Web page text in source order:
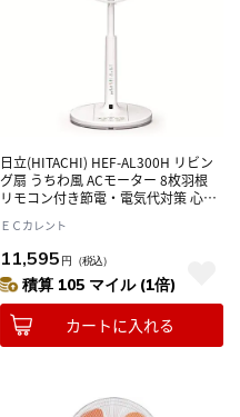
日立(HITACHI) HEF-AL300H リビン
グ扇 うちわ風 ACモーター 8枚羽根
リモコン付き節電・電気代対策 心地
ＥＣカレント
11,595 円 （税込）
積算 105 マイル (1倍)
カートに入れる